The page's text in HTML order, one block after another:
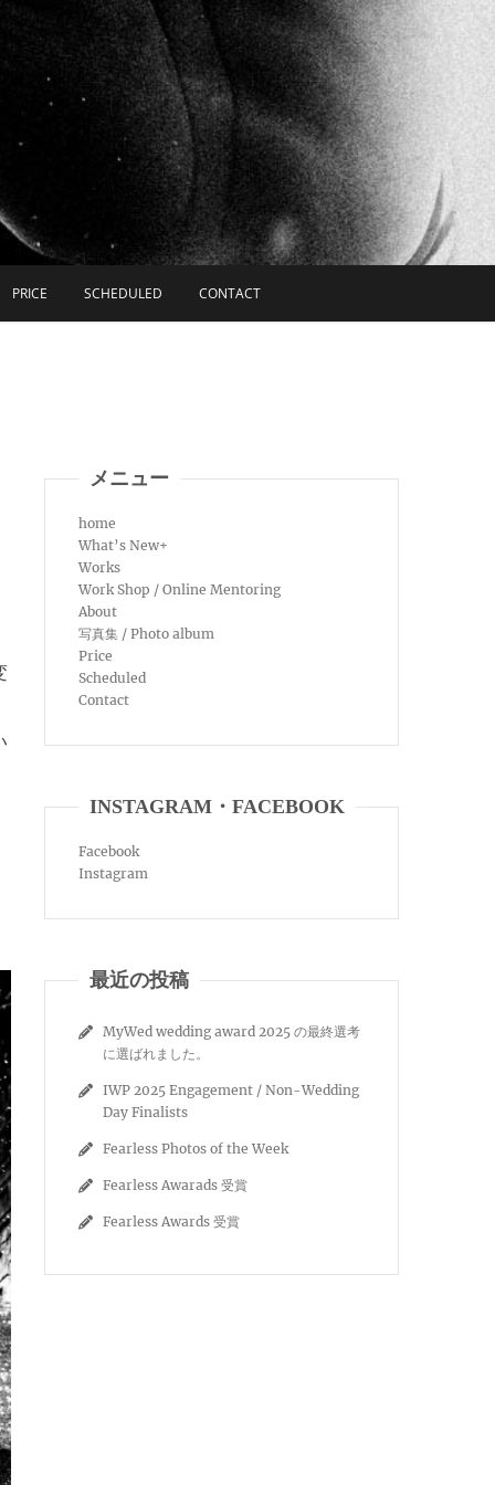
PRICE SCHEDULED CONTACT
メニュー
home
What’s New+
Works
Work Shop / Online Mentoring
About
写真集 / Photo album
Price
Scheduled
Contact
INSTAGRAM・FACEBOOK
Facebook
Instagram
最近の投稿
MyWed wedding award 2025 の最終選考
に選ばれました。
IWP 2025 Engagement / Non-Wedding
Day Finalists
Fearless Photos of the Week
Fearless Awarads 受賞
Fearless Awards 受賞